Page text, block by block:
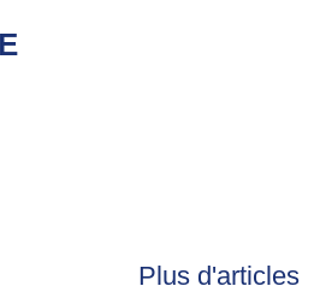
Plus d'articles